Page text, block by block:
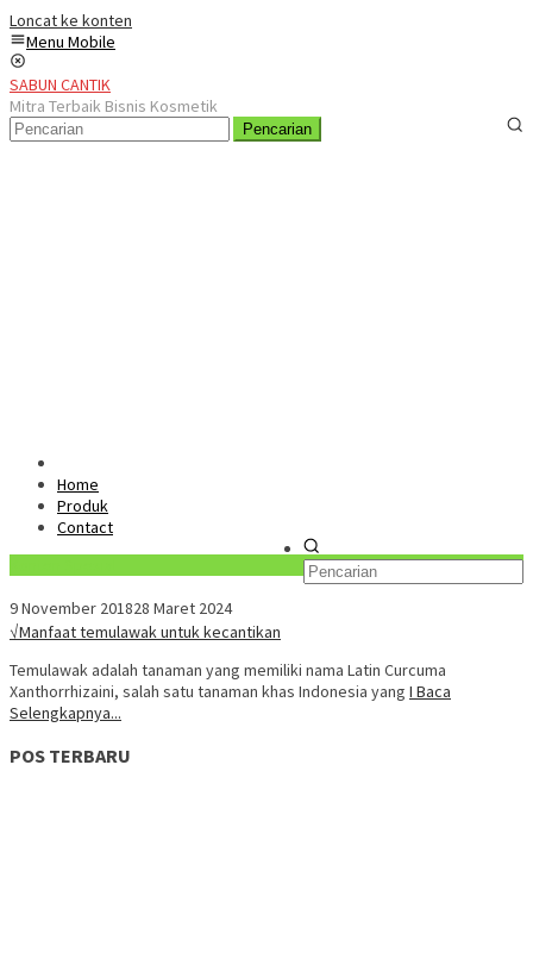
Loncat ke konten
Menu Mobile
SABUN CANTIK
Mitra Terbaik Bisnis Kosmetik
Pencarian
Home
Produk
Contact
9 November 201828 Maret 2024
√Manfaat temulawak untuk kecantikan
Temulawak adalah tanaman yang memiliki nama Latin Curcuma
Xanthorrhizaini, salah satu tanaman khas Indonesia yang I Baca
Selengkapnya...
POS TERBARU